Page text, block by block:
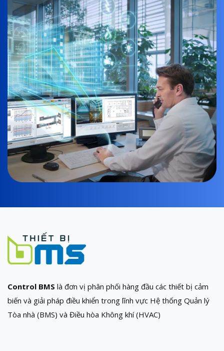
Control BMS là đơn vị phân phối hàng đầu các thiết bị cảm
biến và giải pháp điều khiển trong lĩnh vực Hệ thống Quản lý
Tòa nhà (BMS) và Điều hòa Không khí (HVAC)